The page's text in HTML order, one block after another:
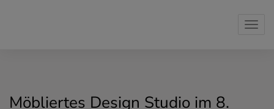
Möbliertes Design Studio im 8.